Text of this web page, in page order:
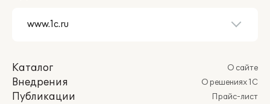
Каталог
Внедрения
Публикации
О сайте
О решениях 1С
Прайс-лист